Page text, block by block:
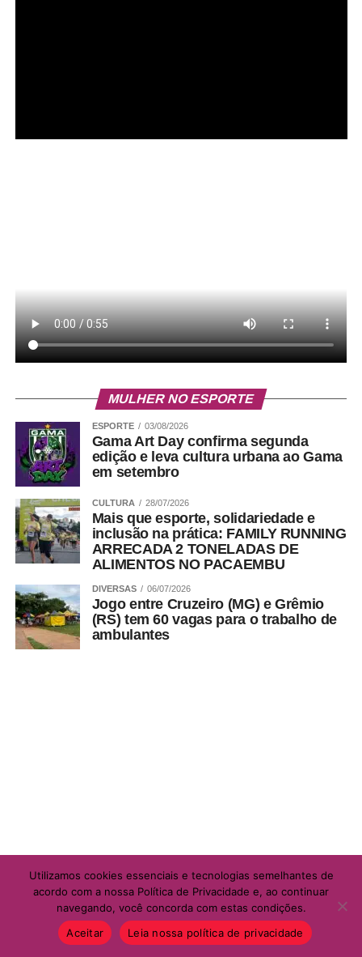
MULHER NO ESPORTE
ESPORTE 03/08/2026
Gama Art Day confirma segunda
edição e leva cultura urbana ao Gama
em setembro
CULTURA 28/07/2026
Mais que esporte, solidariedade e
inclusão na prática: FAMILY RUNNING
ARRECADA 2 TONELADAS DE
ALIMENTOS NO PACAEMBU
DIVERSAS 06/07/2026
Jogo entre Cruzeiro (MG) e Grêmio
(RS) tem 60 vagas para o trabalho de
ambulantes
Utilizamos cookies essenciais e tecnologias semelhantes de
acordo com a nossa Política de Privacidade e, ao continuar
navegando, você concorda com estas condições.
Aceitar
Leia nossa política de privacidade